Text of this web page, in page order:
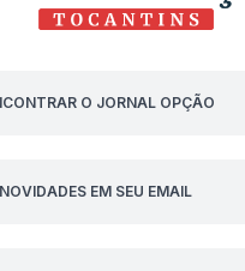
O JORNAL OPÇÃO
EM SEU EMAIL